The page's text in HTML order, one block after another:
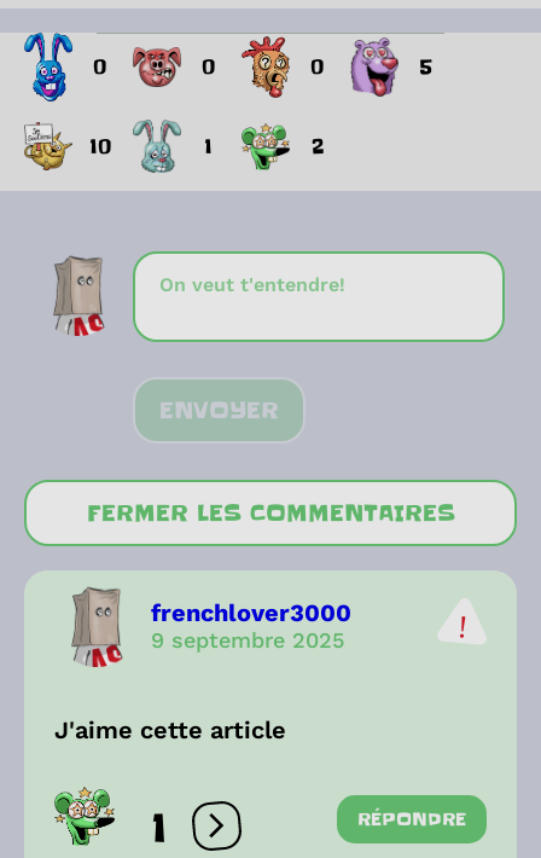
0 0 0 5
10 1 2
ENVOYER
FERMER LES COMMENTAIRES
frenchlover3000
9 septembre 2025
J'aime cette article
1 Ouvrir les réactions
RÉPONDRE